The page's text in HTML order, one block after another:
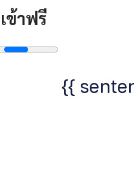
ข้าฟรี
{{